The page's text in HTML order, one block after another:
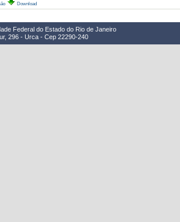
Download
Federal do Estado do Rio de Janeiro
296 - Urca - Cep 22290-240